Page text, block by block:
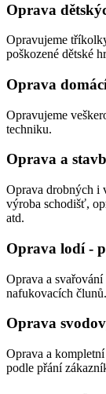
Oprava
Opravujeme
poškozené dětské
Oprava
Opravujeme
techniku.
Oprava a
Oprava drobných i
výroba schodišť,
atd.
Oprava lodí -
Oprava a
nafukovacích člunů.
Oprava
Oprava a
podle přání